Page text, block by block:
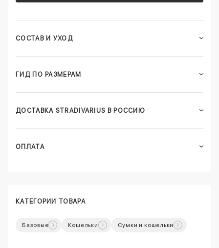
СОСТАВ И УХОД
ГИД ПО РАЗМЕРАМ
ДОСТАВКА STRADIVARIUS В РОССИЮ
ОПЛАТА
КАТЕГОРИИ ТОВАРА
Базовые Кошельки Сумки и кошельки